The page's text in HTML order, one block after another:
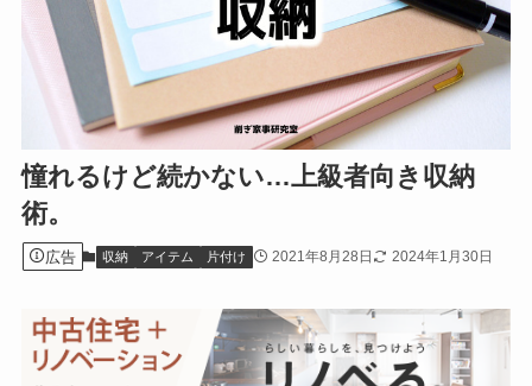
憧れるけど続かない…上級者向き収納
術。
広告 収納 アイテム 片付け 2021年8月28日 2024年1月30日